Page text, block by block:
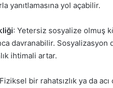
yanıtlamasına yol açabilir.
: Yetersiz sosyalize olmuş
davranabilir.
ihtimali artar.
bir rahatsızlık ya da